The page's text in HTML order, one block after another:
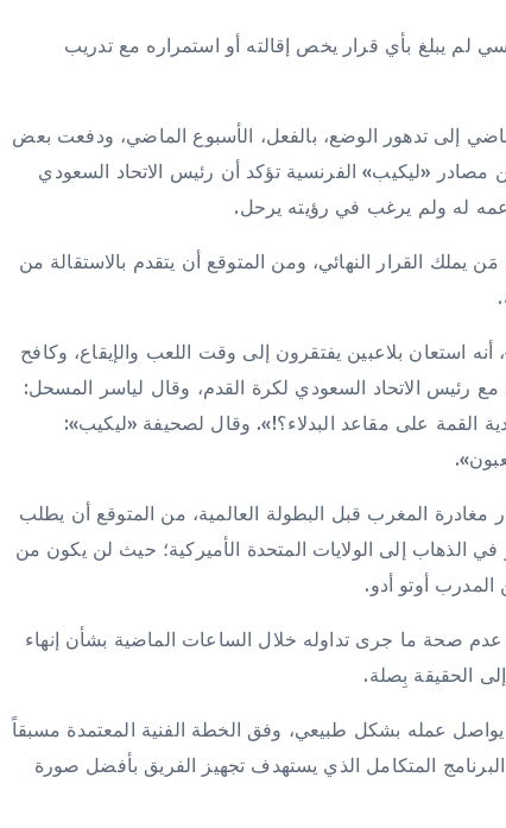
لم يبلغ بأي قرار يخص إقالته أو استمراره مع تدريب
0 – 4 في 27 مارس (آذار) الماضي إلى تدهور الوضع، بالفعل، الأسبوع الماضي، ودفعت بعض
مصادر «ليكيب» الفرنسية تؤكد أن رئيس الاتحاد السعودي
له ولم يرغب في رؤيته يرحل.
يملك القرار النهائي، ومن المتوقع أن يتقدم بالاستقالة من
استعان بلاعبين يفتقرون إلى وقت اللعب والإيقاع، وكافح
رئيس الاتحاد السعودي لكرة القدم، وقال لياسر المسحل:
القمة على مقاعد البدلاء؟!». وقال لصحيفة «ليكيب»:
مغادرة المغرب قبل البطولة العالمية، من المتوقع أن يطلب
في الذهاب إلى الولايات المتحدة الأميركية؛ حيث لن يكون من
أوتو أدو.
عدم صحة ما جرى تداوله خلال الساعات الماضية بشأن إنهاء
إلى الحقيقة بِصلة.
عمله بشكل طبيعي، وفق الخطة الفنية المعتمدة مسبقاً
المتكامل الذي يستهدف تجهيز الفريق بأفضل صورة